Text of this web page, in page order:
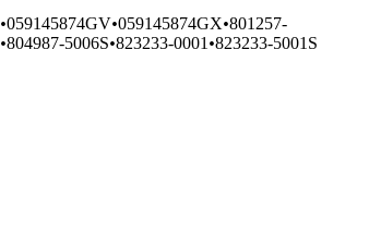
•059145874GV•059145874GX•801257-
•804987-5006S•823233-0001 •823233-5001S